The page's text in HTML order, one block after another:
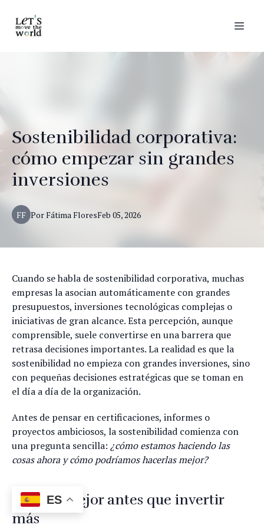
Sostenibilidad corporativa:
cómo empezar sin grandes
inversiones
FF Feb 05, 2026
PorFátima Flores
Cuando se habla de sostenibilidad corporativa, muchas
empresas la asocian automáticamente con grandes
presupuestos, inversiones tecnológicas complejas o
iniciativas de gran alcance. Esta percepción, aunque
comprensible, suele convertirse en una barrera que
retrasa decisiones importantes. La realidad es que la
sostenibilidad no empieza con grandes inversiones, sino
con pequeñas decisiones estratégicas que se toman en
el día a día de la organización.
Antes de pensar en certificaciones, informes o
proyectos ambiciosos, la sostenibilidad comienza con
una pregunta sencilla: ¿cómo estamos haciendo las
cosas ahora y cómo podríamos hacerlas mejor?
Decidir mejor antes que invertir
más
ES